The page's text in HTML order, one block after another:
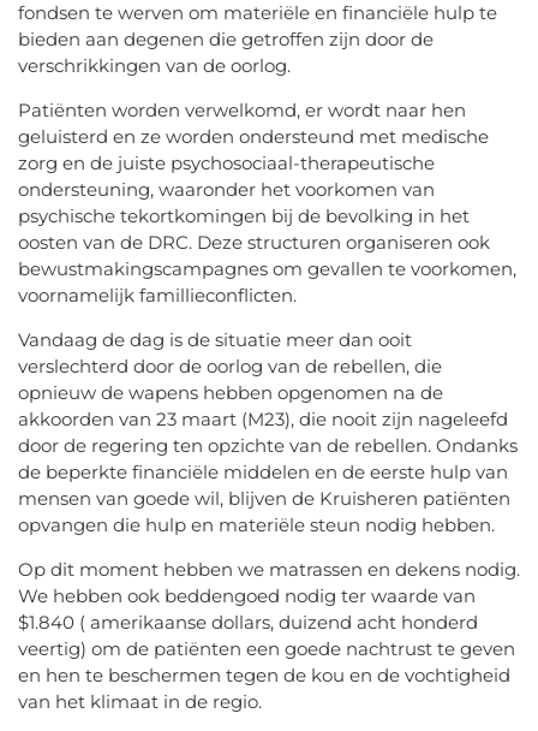
fondsen te werven om materiële en financiële hulp te
bieden aan degenen die getroffen zijn door de
verschrikkingen van de oorlog.
Patiënten worden verwelkomd, er wordt naar hen
geluisterd en ze worden ondersteund met medische
zorg en de juiste psychosociaal-therapeutische
ondersteuning, waaronder het voorkomen van
psychische tekortkomingen bij de bevolking in het
oosten van de DRC. Deze structuren organiseren ook
bewustmakingscampagnes om gevallen te voorkomen,
voornamelijk famillieconflicten.
Vandaag de dag is de situatie meer dan ooit
verslechterd door de oorlog van de rebellen, die
opnieuw de wapens hebben opgenomen na de
akkoorden van 23 maart (M23), die nooit zijn nageleefd
door de regering ten opzichte van de rebellen. Ondanks
de beperkte financiële middelen en de eerste hulp van
mensen van goede wil, blijven de Kruisheren patiënten
opvangen die hulp en materiële steun nodig hebben.
Op dit moment hebben we matrassen en dekens nodig.
We hebben ook beddengoed nodig ter waarde van
$1.840 ( amerikaanse dollars, duizend acht honderd
veertig) om de patiënten een goede nachtrust te geven
en hen te beschermen tegen de kou en de vochtigheid
van het klimaat in de regio.